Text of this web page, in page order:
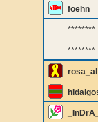
foehn
********
********
rosa_al
_InDrA_